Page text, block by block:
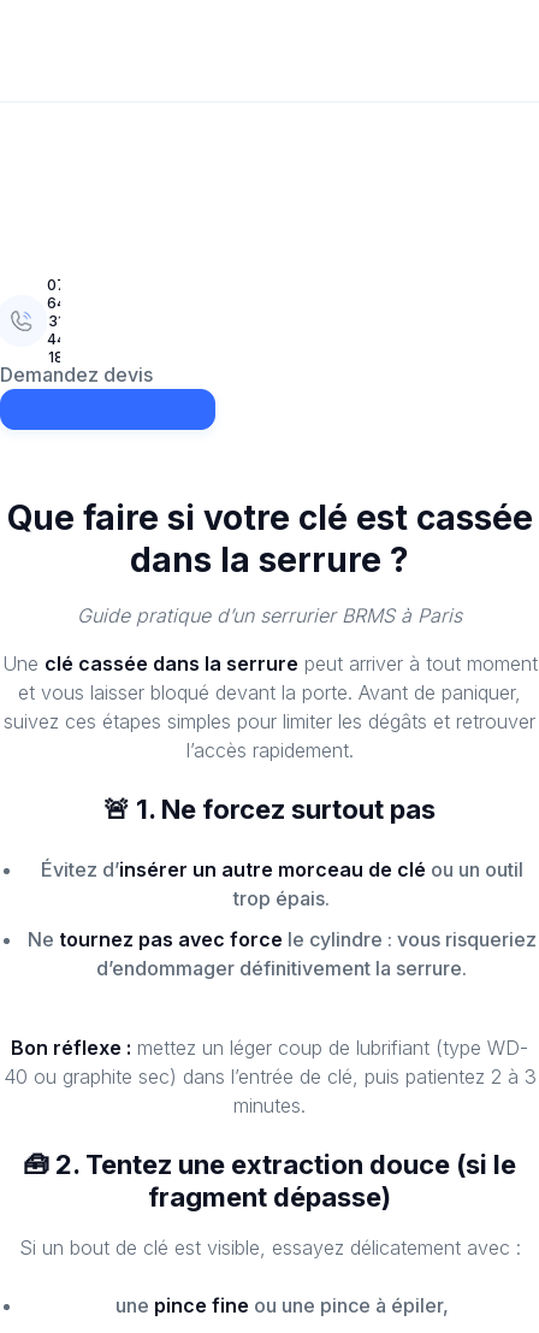
Oct
2025
cassée
Découvrez
les
bons
07
64
31
44
18
Demandez devis
Que faire si votre clé est cassée
dans la serrure ?
Guide pratique d’un serrurier BRMS à Paris
Une clé cassée dans la serrure peut arriver à tout moment
et vous laisser bloqué devant la porte. Avant de paniquer,
suivez ces étapes simples pour limiter les dégâts et retrouver
l’accès rapidement.
🚨 1. Ne forcez surtout pas
Évitez d’insérer un autre morceau de clé ou un outil
trop épais.
Ne tournez pas avec force le cylindre : vous risqueriez
d’endommager définitivement la serrure.
Bon réflexe : mettez un léger coup de lubrifiant (type WD-
40 ou graphite sec) dans l’entrée de clé, puis patientez 2 à 3
minutes.
🧰 2. Tentez une extraction douce (si le
fragment dépasse)
Si un bout de clé est visible, essayez délicatement avec :
une pince fine ou une pince à épiler,